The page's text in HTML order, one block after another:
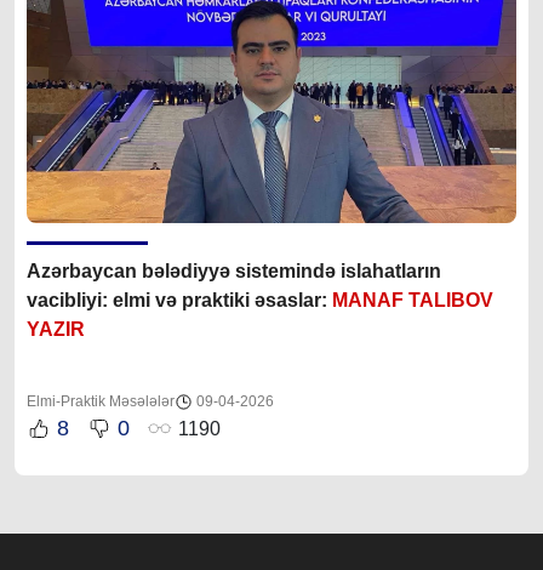
Azərbaycan bələdiyyə sistemində islahatların
vacibliyi: elmi və praktiki əsaslar: MANAF TALIBOV
YAZIR
Elmi-Praktik Məsələlər 09-04-2026
8 0 1190